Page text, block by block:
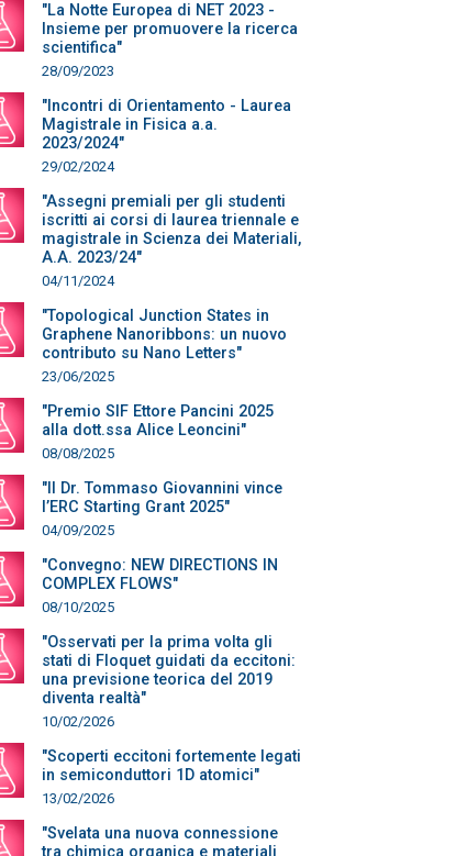
"La Notte Europea di NET 2023 -
Insieme per promuovere la ricerca
scientifica"
28/09/2023
"Incontri di Orientamento - Laurea
Magistrale in Fisica a.a.
2023/2024"
29/02/2024
"Assegni premiali per gli studenti
iscritti ai corsi di laurea triennale e
magistrale in Scienza dei Materiali,
A.A. 2023/24"
04/11/2024
"Topological Junction States in
Graphene Nanoribbons: un nuovo
contributo su Nano Letters"
23/06/2025
"Premio SIF Ettore Pancini 2025
alla dott.ssa Alice Leoncini"
08/08/2025
"Il Dr. Tommaso Giovannini vince
l’ERC Starting Grant 2025"
04/09/2025
"Convegno: NEW DIRECTIONS IN
COMPLEX FLOWS"
08/10/2025
"Osservati per la prima volta gli
stati di Floquet guidati da eccitoni:
una previsione teorica del 2019
diventa realtà"
10/02/2026
"Scoperti eccitoni fortemente legati
in semiconduttori 1D atomici"
13/02/2026
"Svelata una nuova connessione
tra chimica organica e materiali